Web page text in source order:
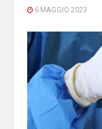
6 MAGGIO 2023